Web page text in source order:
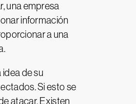
una empresa
información
a una
de su
Si esto se
atacar. Existen